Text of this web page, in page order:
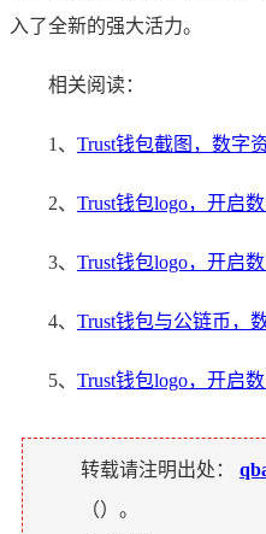
入了全新的强大活力。
相关阅读：
1、 Trust钱包截图，数字
2、 Trust钱包logo，开启
3、 Trust钱包logo，开启
4、 Trust钱包与公链币，
5、 Trust钱包logo，开启
转载请注明出处：
（）。